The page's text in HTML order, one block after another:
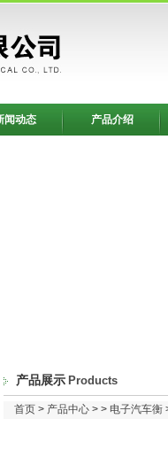
闻动态 产品介绍
产品展示 Products
首页 > 产品中心 > > 电子汽车衡